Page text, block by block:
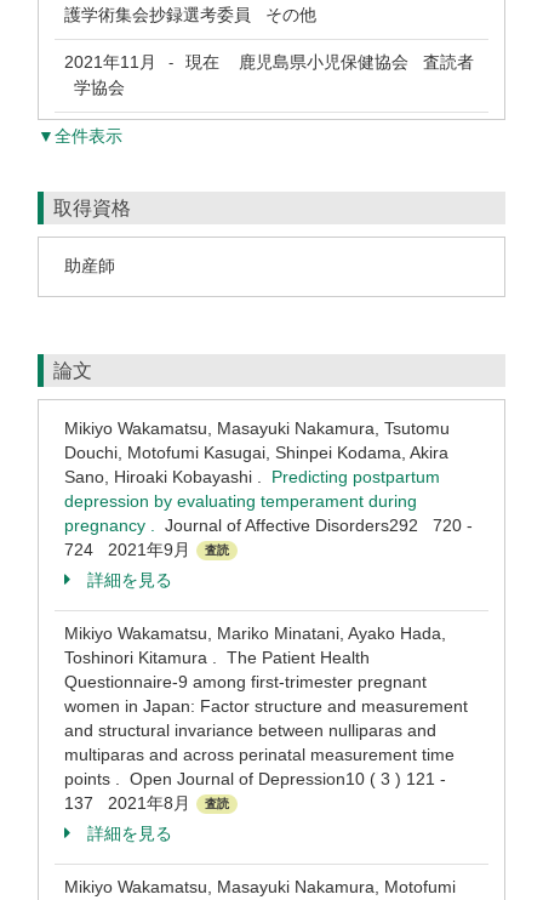
護学術集会抄録選考委員 その他
2021年11月 - 現在 鹿児島県小児保健協会 査読者
学協会
▼全件表示
取得資格
助産師
論文
Mikiyo Wakamatsu, Masayuki Nakamura, Tsutomu
Douchi, Motofumi Kasugai, Shinpei Kodama, Akira
Sano, Hiroaki Kobayashi . Predicting postpartum
depression by evaluating temperament during
pregnancy . Journal of Affective Disorders292 720 -
724 2021年9月
査読
詳細を見る
Mikiyo Wakamatsu, Mariko Minatani, Ayako Hada,
Toshinori Kitamura . The Patient Health
Questionnaire-9 among first-trimester pregnant
women in Japan: Factor structure and measurement
and structural invariance between nulliparas and
multiparas and across perinatal measurement time
points . Open Journal of Depression10 ( 3 ) 121 -
137 2021年8月
査読
詳細を見る
Mikiyo Wakamatsu, Masayuki Nakamura, Motofumi